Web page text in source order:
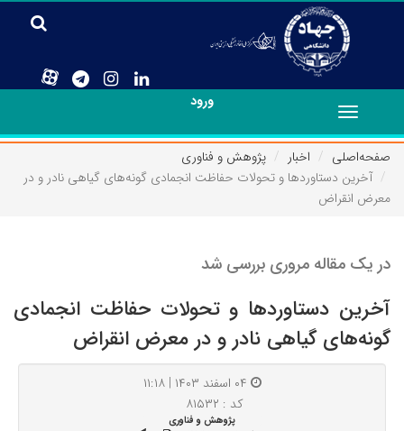
ورود
Toggle
navigation
صفحه‌اصلی
اخبار
پژوهش و فناوری
آخرین دستاوردها و تحولات حفاظت انجمادی گونه‌های گیاهی نادر و در
معرض انقراض
در یک مقاله مروری بررسی شد
آخرین دستاوردها و تحولات حفاظت انجمادی
گونه‌های گیاهی نادر و در معرض انقراض
کد : ۸۱۵۳۲
پژوهش و فناوری